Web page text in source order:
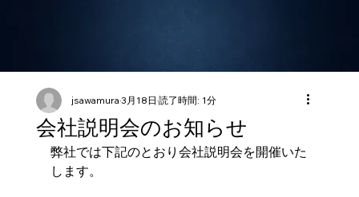
会社説明会のお知らせ
jsawamura3月18日 読了時間: 1分
弊社では下記のとおり会社説明会を開催いた
します。